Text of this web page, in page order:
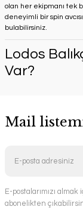
olan her ekipmanı tek
deneyimli bir spin
bulabilirsiniz.
Lodos
Var?
Mail
E-postalarımızı
abonelikten